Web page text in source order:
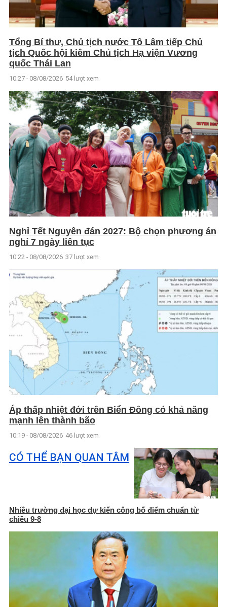
Tổng Bí thư, Chủ tịch nước Tô Lâm tiếp Chủ
tịch Quốc hội kiêm Chủ tịch Hạ viện Vương
quốc Thái Lan
10:27 - 08/08/2026 54 lượt xem
Nghỉ Tết Nguyên đán 2027: Bộ chọn phương án
nghỉ 7 ngày liên tục
10:22 - 08/08/2026 37 lượt xem
Áp thấp nhiệt đới trên Biển Đông có khả năng
mạnh lên thành bão
10:19 - 08/08/2026 46 lượt xem
CÓ THỂ BẠN QUAN TÂM
Nhiều trường đại học dự kiến công bố điểm chuẩn từ
chiều 9-8